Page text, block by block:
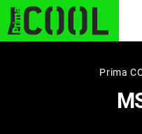
STARHOUSE
PLNEJ KOTEL
Prima